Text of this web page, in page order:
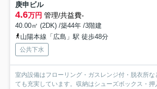
庚申ビル
4.6万円 管理/共益費-
40.00㎡ (2DK) /築44年 /3階建
山陽本線「広島」駅 徒歩48分
公共下水
室内設備はフローリング・ガスレンジ付・脱衣所な
ても充実しています。収納はシューズボックス・押